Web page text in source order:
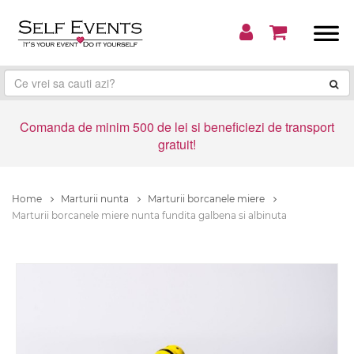
Comanda de minim 500 de lei si beneficiezi de transport
gratuit!
Home Marturii nunta
Marturii borcanele miere
Marturii borcanele miere nunta fundita galbena si albinuta